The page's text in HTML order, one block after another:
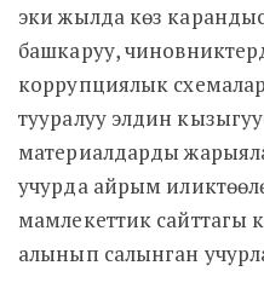
эки жылда көз
башкаруу,
коррупциялык
тууралуу элдин
материалдарды
учурда айрым
мамлекеттик сайттагы
алынып салынган